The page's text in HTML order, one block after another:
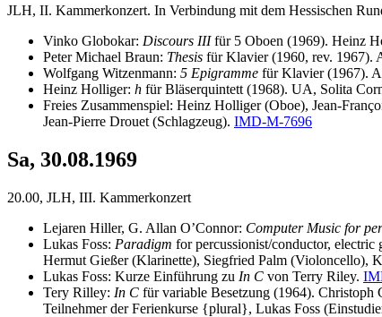
JLH, II. Kammerkonzert. In Verbindung mit dem Hessischen
Vinko Globokar: Discours IIIfür 5 Oboen (1969). Heinz
Peter Michael Braun: Thesis für Klavier (1960, rev. 1967).
Wolfgang Witzenmann: 5 Epigramme für Klavier (1967).
Heinz Holliger: h für Bläserquintett (1968). UA, Solita
Freies Zusammenspiel: Heinz Holliger (Oboe), Jean-
Jean-Pierre Drouet (Schlagzeug). IMD-M-7696
Sa, 30.08.1969
20.00, JLH, III. Kammerkonzert
Lejaren Hiller, G. Allan O’Connor: Computer Music for
Lukas Foss: Paradigm for percussionist/conductor,
Hermut Gießer (Klarinette), Siegfried Palm (Violoncello),
Lukas Foss: Kurze Einführung zu In C von Terry Riley.
Tery Rilley: In C für variable Besetzung (1964).
Teilnehmer der Ferienkurse {plural}, Lukas Foss